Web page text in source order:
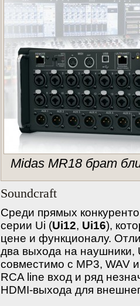
Midas MR18 брат
Soundcraft
Среди прямых
серии Ui (Ui12, Ui16),
цене и функционалу.
два выхода на наушники,
совместимо с MP3, WAV
RCA line вход и ряд
HDMI-выхода для